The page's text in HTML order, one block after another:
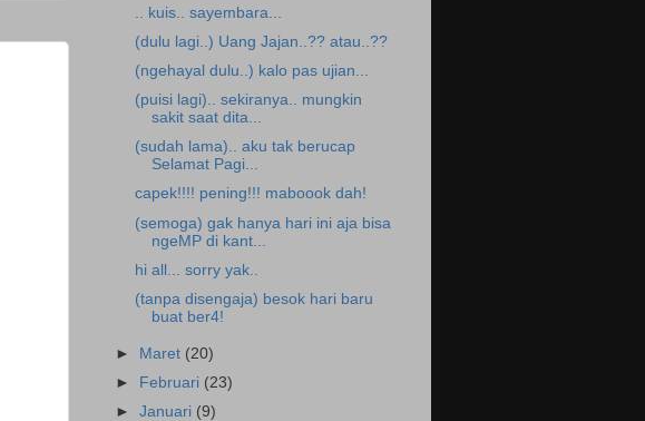
.. kuis.. sayembara...
(dulu lagi..) Uang Jajan..?? atau..??
(ngehayal dulu..) kalo pas ujian...
(puisi lagi).. sekiranya.. mungkin
sakit saat dita...
(sudah lama).. aku tak berucap
Selamat Pagi...
capek!!!! pening!!! maboook dah!
(semoga) gak hanya hari ini aja bisa
ngeMP di kant...
hi all... sorry yak..
(tanpa disengaja) besok hari baru
buat ber4!
► Maret (20)
►
Februari (23)
►Januari (9)